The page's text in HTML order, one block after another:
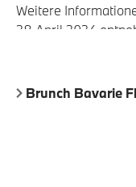
Weitere
28.April 2024
Brunch Bavarie